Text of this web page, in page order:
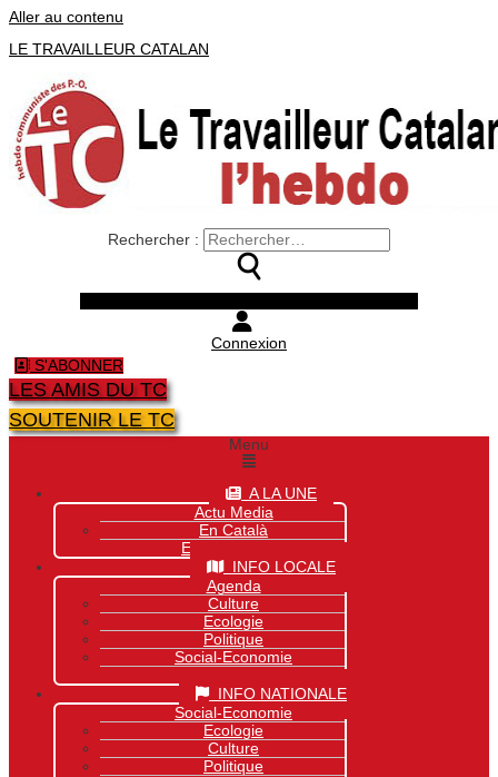
Aller au contenu
LE TRAVAILLEUR CATALAN
Rechercher :
Connexion
S'ABONNER
LES AMIS DU TC
SOUTENIR LE TC
Menu
A LA UNE
Actu Media
En Català
Exclusivité Site
INFO LOCALE
Agenda
Culture
Ecologie
Politique
Social-Economie
INFO NATIONALE
Social-Economie
Ecologie
Culture
Politique